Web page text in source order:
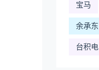
宝马
余承东
台积电